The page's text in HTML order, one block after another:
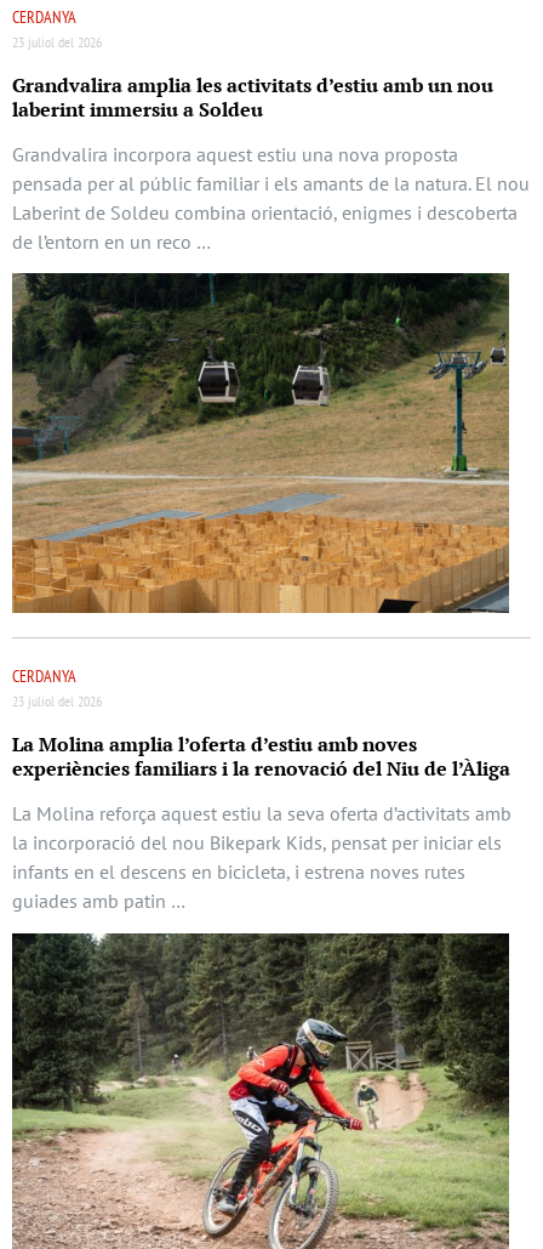
CERDANYA
23 juliol del 2026
Grandvalira amplia les activitats d’estiu amb un nou
laberint immersiu a Soldeu
Grandvalira incorpora aquest estiu una nova proposta
pensada per al públic familiar i els amants de la natura. El nou
Laberint de Soldeu combina orientació, enigmes i descoberta
de l’entorn en un reco …
CERDANYA
23 juliol del 2026
La Molina amplia l’oferta d’estiu amb noves
experiències familiars i la renovació del Niu de l’Àliga
La Molina reforça aquest estiu la seva oferta d’activitats amb
la incorporació del nou Bikepark Kids, pensat per iniciar els
infants en el descens en bicicleta, i estrena noves rutes
guiades amb patin …